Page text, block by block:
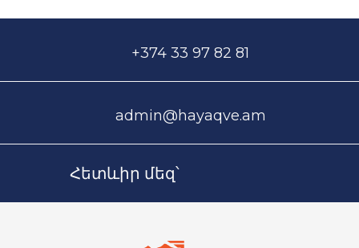
+374 33 97 82 81
admin@hayaqve.am
Հետևիր մեզ՝